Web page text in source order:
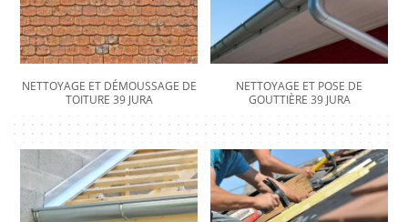
NETTOYAGE ET DÉMOUSSAGE DE
TOITURE 39 JURA
NETTOYAGE ET POSE DE
GOUTTIÈRE 39 JURA